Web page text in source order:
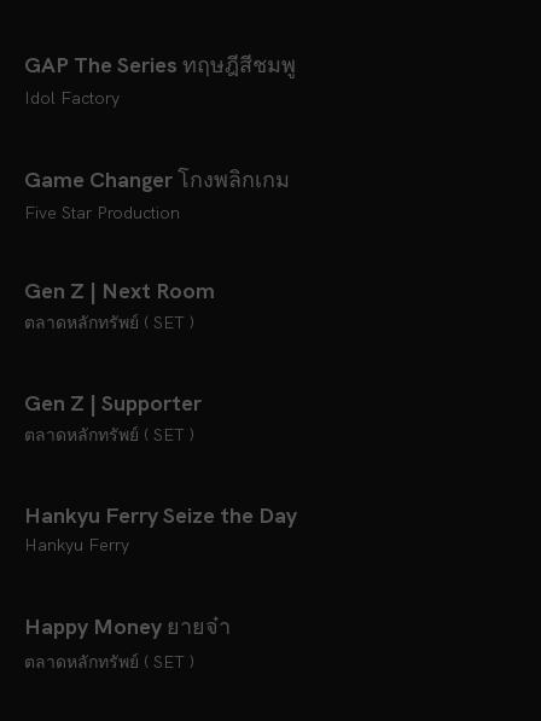
GAP The Series ทฤษฎีสีชมพู
Idol Factory
Game Changer โกงพลิกเกม
Five Star Production
Gen Z | Next Room
ตลาดหลักทรัพย์ ( SET )
Gen Z | Supporter
ตลาดหลักทรัพย์ ( SET )
Hankyu Ferry Seize the Day
Hankyu Ferry
Happy Money ยายจ๋า
ตลาดหลักทรัพย์ ( SET )